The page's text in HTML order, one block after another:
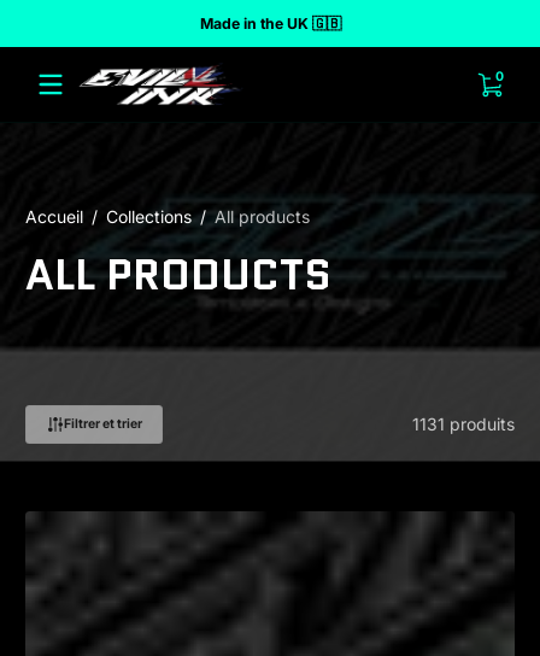
Made in the UK 🇬🇧
00
Accueil Collections All products
ALL PRODUCTS
Filtrer et trier 1131 produits